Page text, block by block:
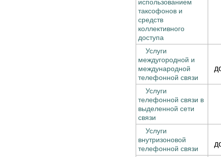
использованием
таксофонов и
средств
коллективного
доступа
Услуги
междугородной и
международной
телефонной связи
Услуги
телефонной связи в
выделенной сети
связи
Услуги
внутризоновой
телефонной связи